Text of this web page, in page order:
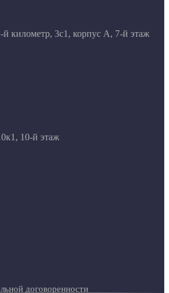
й километр, 3с1, корпус А, 7-й этаж
10-й этаж
договоренности